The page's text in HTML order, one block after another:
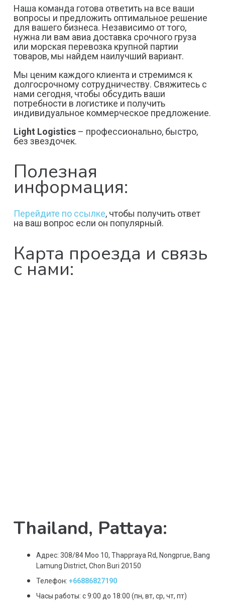
Наша команда готова ответить на все ваши
вопросы и предложить оптимальное решение
для вашего бизнеса. Независимо от того,
нужна ли вам авиа доставка срочного груза
или морская перевозка крупной партии
товаров, мы найдем наилучший вариант.
Мы ценим каждого клиента и стремимся к
долгосрочному сотрудничеству. Свяжитесь с
нами сегодня, чтобы обсудить ваши
потребности в логистике и получить
индивидуальное коммерческое предложение.
Light Logistics – профессионально, быстро,
без звездочек.
Полезная
информация:
Перейдите по ссылке, чтобы получить ответ
на ваш вопрос если он популярный.
Карта проезда и связь
с нами:
Thailand, Pattaya:
Адрес: 308/84 Moo 10, Thappraya Rd, Nongprue, Bang
Lamung District, Chon Buri 20150
Телефон: +66886827190
Часы работы: с 9:00 до 18:00 (пн, вт, ср, чт, пт)